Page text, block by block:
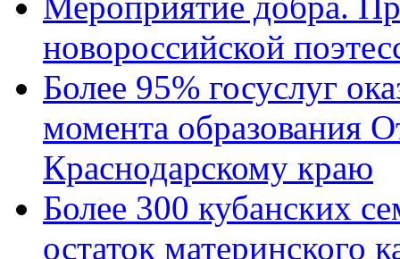
новороссийской
Более 95% госуслуг
момента образования
Краснодарскому краю
Более 300 кубанских
остаток материнского